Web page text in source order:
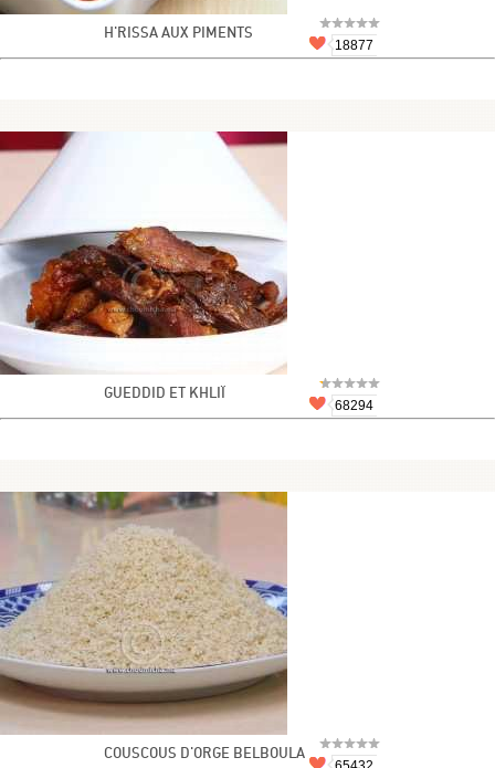
H'RISSA AUX PIMENTS
18877
GUEDDID ET KHLIÏ
68294
COUSCOUS D'ORGE BELBOULA